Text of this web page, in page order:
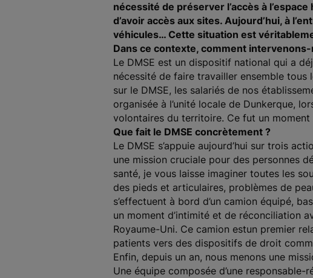
nécessité de préserver l’accès à
d’avoir accès aux sites. Aujourd’hui, à
véhicules… Cette situation est
Dans ce contexte, comment
Le DMSE est un dispositif national qui a
nécessité de faire travailler ensemble
sur le DMSE, les salariés de nos
organisée à l’unité locale de Dunkerque,
volontaires du territoire. Ce fut un
Que fait le DMSE concrètement ?
Le DMSE s’appuie aujourd’hui sur trois
une mission cruciale pour des personnes
santé, je vous laisse imaginer toutes les
des pieds et articulaires, problèmes de
s’effectuent à bord d’un camion équipé,
un moment d’intimité et de réconciliation
Royaume-Uni. Ce camion estun premier
patients vers des dispositifs de droit
Enfin, depuis un an, nous menons une
Une équipe composée d’une